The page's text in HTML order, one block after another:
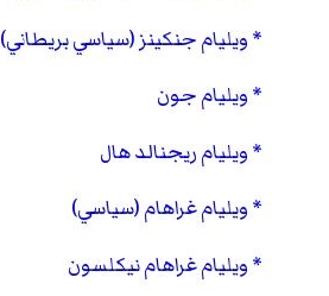
ويليام جنكينز (سياسي بريطاني)
ويليام جون
ويليام ريجنالد هال
ويليام غراهام (سياسي)
ويليام غراهام نيكلسون